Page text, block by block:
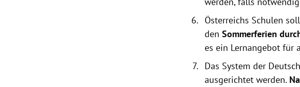
Österreichs Schulen
denSommerferien
es ein Lernangebot für
Das System der
ausgerichtet werden.